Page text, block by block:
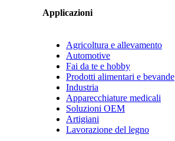
Applicazioni
Agricoltura e allevamento
Automotive
Fai da te e hobby
Prodotti alimentari e bevande
Industria
Apparecchiature medicali
Soluzioni OEM
Artigiani
Lavorazione del legno